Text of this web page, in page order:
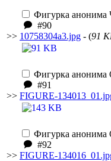
>>
Фигурка анонима
#90
10758304a3.jpg - (91
>>
Фигурка анонима
#91
FIGURE-
>>
Фигурка анонима
#92
FIGURE-